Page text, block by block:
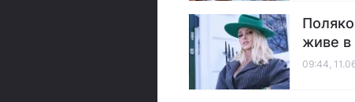
живе
09:44,